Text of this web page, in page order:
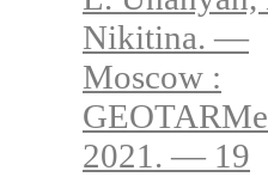
Nikitina. —
Moscow :
2021. — 19